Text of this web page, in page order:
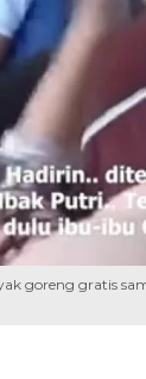
goreng gratis